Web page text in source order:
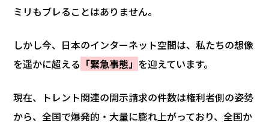
ミリもブレることはありません。
しかし今、日本のインターネット空間は、私たちの想像
を遥かに超える 「緊急事態」 を迎えています。
現在、トレント関連の開示請求の件数は権利者側の姿勢
から、全国で爆発的・大量に膨れ上がっており、全国か